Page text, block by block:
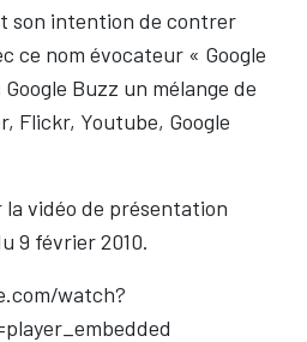
son intention de contrer
ce nom évocateur « Google
Buzz un mélange de
Flickr, Youtube, Google
vidéo de présentation
9 février 2010.
watch?